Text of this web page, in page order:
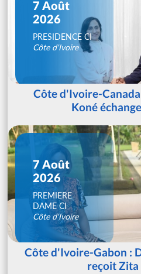
7 Août
2026
PRESIDENCE CI
Côte d'Ivoire
Côte d'Ivoire-
Koné
7 Août
2026
PREMIERE
DAME CI
Côte d'Ivoire
Côte d'Ivoire-Gabon :
reçoit Zita